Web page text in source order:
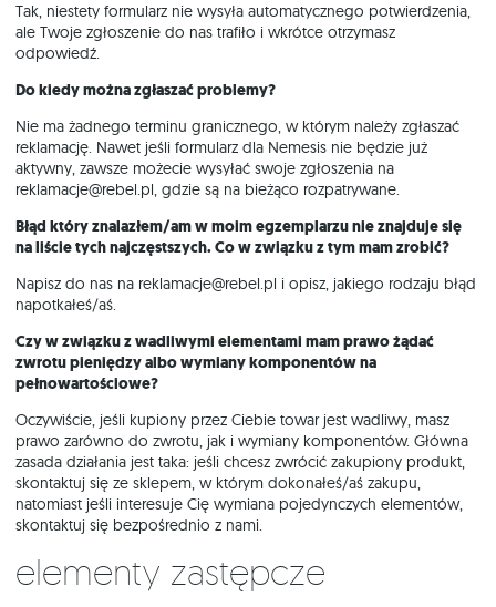
Tak, niestety formularz nie wysyła automatycznego potwierdzenia,
ale Twoje zgłoszenie do nas trafiło i wkrótce otrzymasz
odpowiedź.
Do kiedy można zgłaszać problemy?
Nie ma żadnego terminu granicznego, w którym należy zgłaszać
reklamację. Nawet jeśli formularz dla Nemesis nie będzie już
aktywny, zawsze możecie wysyłać swoje zgłoszenia na
reklamacje@rebel.pl, gdzie są na bieżąco rozpatrywane.
Błąd który znalazłem/am w moim egzemplarzu nie znajduje się
na liście tych najczęstszych. Co w związku z tym mam zrobić?
Napisz do nas na reklamacje@rebel.pl i opisz, jakiego rodzaju błąd
napotkałeś/aś.
Czy w związku z wadliwymi elementami mam prawo żądać
zwrotu pieniędzy albo wymiany komponentów na
pełnowartościowe?
Oczywiście, jeśli kupiony przez Ciebie towar jest wadliwy, masz
prawo zarówno do zwrotu, jak i wymiany komponentów. Główna
zasada działania jest taka: jeśli chcesz zwrócić zakupiony produkt,
skontaktuj się ze sklepem, w którym dokonałeś/aś zakupu,
natomiast jeśli interesuje Cię wymiana pojedynczych elementów,
skontaktuj się bezpośrednio z nami.
Elementy zastępcze